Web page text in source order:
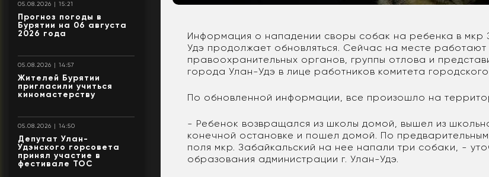
05.08.2026 | 15:21
Прогноз погоды в
Бурятии на 06 августа
2026 года
05.08.2026 | 14:57
Жителей Бурятии
пригласили учиться
киномастерству
05.08.2026 | 14:50
Депутат Улан-
Удэнского горсовета
принял участие в
фестивале ТОС
Информация о нападении своры собак на ребенка в мкр
Удэ продолжает обновляться. Сейчас на месте работают
правоохранительных органов, группы отлова и
города Улан-Удэ в лице работников комитета городского
По обновленной информации, все произошло на
- Ребенок возвращался из школы домой, вышел из
конечной остановке и пошел домой. По
поля мкр. Забайкальский на нее напали три собаки, -
образования администрации г. Улан-Удэ.